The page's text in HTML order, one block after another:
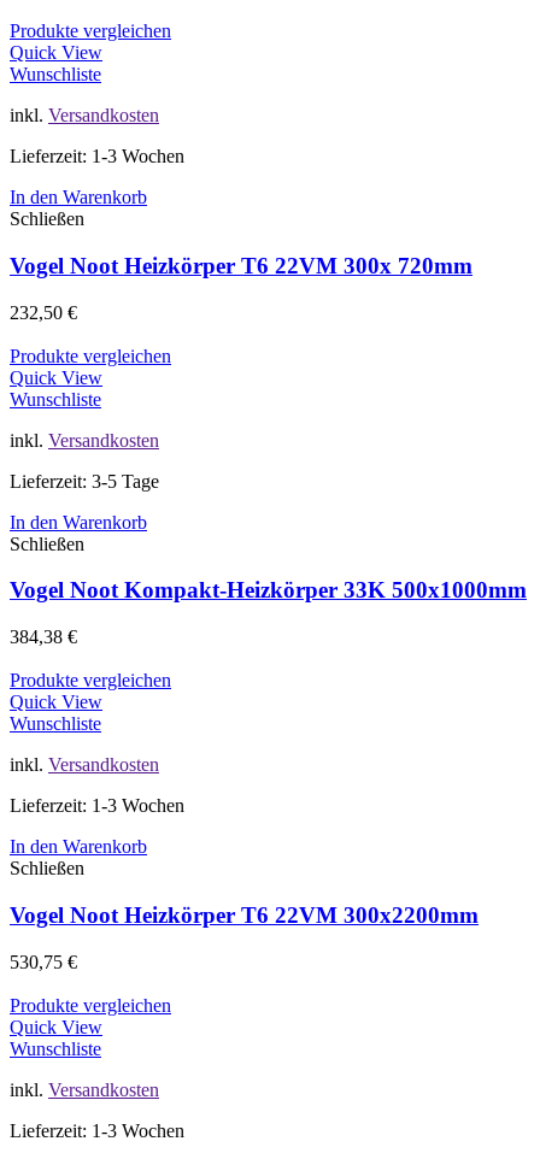
Produkte vergleichen
Quick View
Wunschliste
inkl. Versandkosten
Lieferzeit: 1-3 Wochen
In den Warenkorb
Schließen
Vogel Noot Heizkörper T6 22VM 300x 720mm
232,50 €
Produkte vergleichen
Quick View
Wunschliste
inkl. Versandkosten
Lieferzeit: 3-5 Tage
In den Warenkorb
Schließen
Vogel Noot Kompakt-Heizkörper 33K 500x1000mm
384,38 €
Produkte vergleichen
Quick View
Wunschliste
inkl. Versandkosten
Lieferzeit: 1-3 Wochen
In den Warenkorb
Schließen
Vogel Noot Heizkörper T6 22VM 300x2200mm
530,75 €
Produkte vergleichen
Quick View
Wunschliste
inkl. Versandkosten
Lieferzeit: 1-3 Wochen